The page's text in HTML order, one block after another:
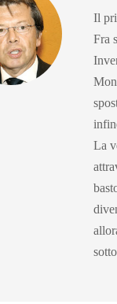
Il
Fra
La